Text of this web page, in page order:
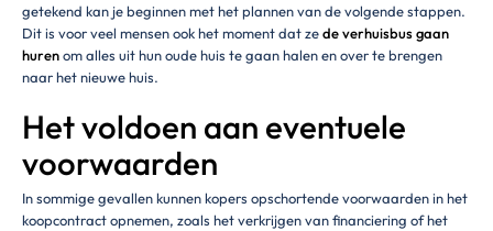
getekend kan je beginnen met het plannen van de volgende stappen.
Dit is voor veel mensen ook het moment dat zede verhuisbus gaan
hurenom alles uit hun oude huis te gaan halen en over te brengen
naar het nieuwe huis.
Het voldoen aan eventuele
voorwaarden
In sommige gevallen kunnen kopers opschortende voorwaarden in het
koopcontract opnemen, zoals het verkrijgen van financiering of het